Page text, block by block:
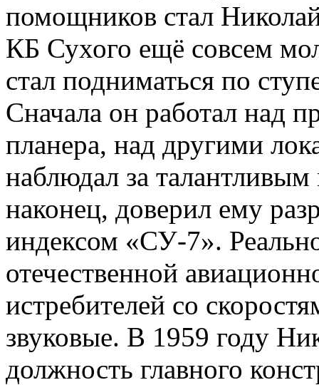
помощников стал
КБ Сухого ещё совсем
стал подниматься по
Сначала он работал над
планера, над другими
наблюдал за
наконец, доверил ему
индексом «СУ-7».
отечественной
истребителей со
звуковые. В 1959 году
должность главного